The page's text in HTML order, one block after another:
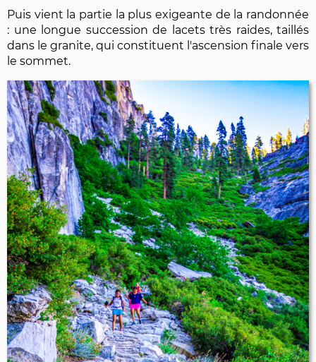
Puis vient la partie la plus exigeante de la randonnée
: une longue succession de lacets très raides, taillés
dans le granite, qui constituent l'ascension finale vers
le sommet.